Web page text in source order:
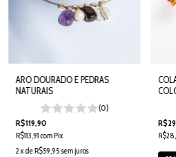
ARO DOURADO E PEDRAS
NATURAIS
(0)
R$119,90
R$113,91comPix
2x deR$59,95sem juros